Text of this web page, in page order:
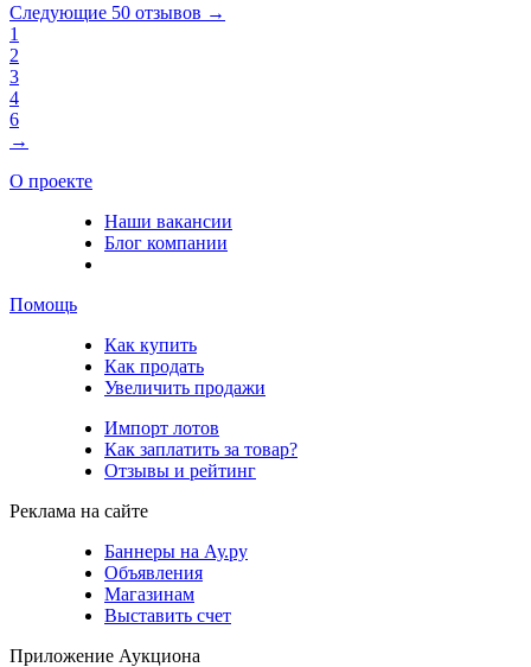
Следующие 50 отзывов →
1
2
3
4
6
→
О проекте
Наши вакансии
Блог компании
Помощь
Как купить
Как продать
Увеличить продажи
Импорт лотов
Как заплатить за товар?
Отзывы и рейтинг
Реклама на сайте
Баннеры на Ау.ру
Объявления
Магазинам
Выставить счет
Приложение Аукциона